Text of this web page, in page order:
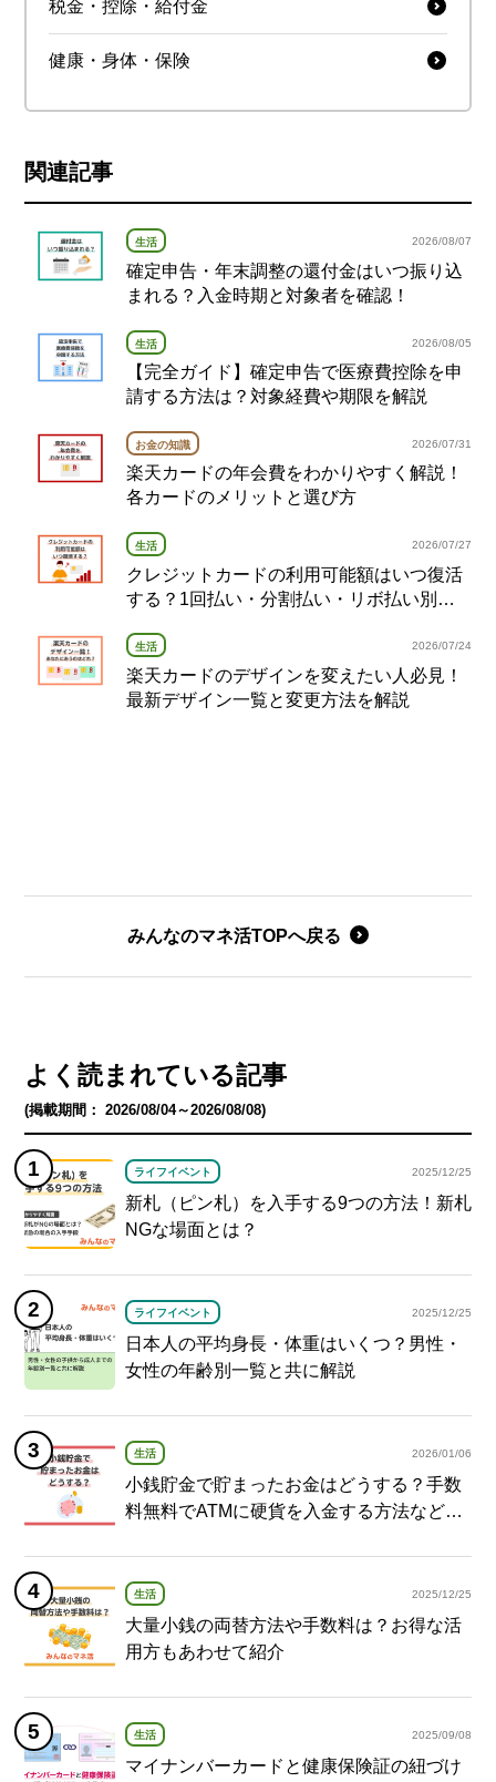
税金・控除・給付金
健康・身体・保険
関連記事
生活 2026/08/07
確定申告・年末調整の還付金はいつ振り込
まれる？入金時期と対象者を確認！
生活 2026/08/05
【完全ガイド】確定申告で医療費控除を申
請する方法は？対象経費や期限を解説
お金の知識 2026/07/31
楽天カードの年会費をわかりやすく解説！
各カードのメリットと選び方
生活 2026/07/27
クレジットカードの利用可能額はいつ復活
する？1回払い・分割払い・リボ払い別の
生活 2026/07/24
楽天カードのデザインを変えたい人必見！
最新デザイン一覧と変更方法を解説
みんなのマネ活TOPへ戻る
よく読まれている記事
(掲載期間： 2026/08/04～2026/08/08)
ライフイベント 2025/12/25
新札（ピン札）を入手する9つの方法！新札
NGな場面とは？
ライフイベント 2025/12/25
日本人の平均身長・体重はいくつ？男性・
女性の年齢別一覧と共に解説
生活 2026/01/06
小銭貯金で貯まったお金はどうする？手数
料無料でATMに硬貨を入金する方法など紹
生活 2025/12/25
大量小銭の両替方法や手数料は？お得な活
用方もあわせて紹介
生活 2025/09/08
マイナンバーカードと健康保険証の紐づけ